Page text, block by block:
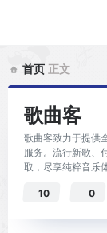
首页 正文
歌曲客
歌曲客致力于提供
服务。流行新歌、
取，尽享纯粹音乐
10 0